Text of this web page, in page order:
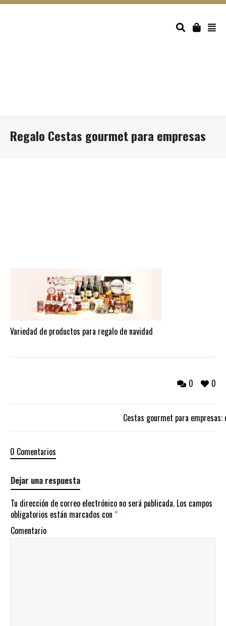
Regalo Cestas gourmet para empresas
Variedad de productos para regalo de navidad
0
0
Cestas gourmet para
0 Comentarios
Dejar una respuesta
Tu dirección de correo electrónico no será publicada. Los campos
obligatorios están marcados con *
Comentario